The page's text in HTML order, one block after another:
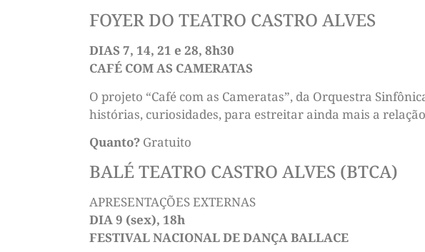
FOYER DO TEATRO CASTRO ALVES
DIAS 7, 14, 21 e 28, 8h30
CAFÉ COM AS CAMERATAS
O projeto “Café com as Cameratas”, da Orquestra
histórias, curiosidades, para estreitar ainda mais a
Quanto? Gratuito
BALÉ TEATRO CASTRO ALVES (BTCA)
APRESENTAÇÕES EXTERNAS
DIA 9 (sex), 18h
FESTIVAL NACIONAL DE DANÇA BALLACE